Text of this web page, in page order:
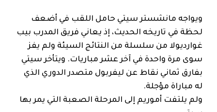
ويواجه مانشستر سيتي حامل اللقب في أضعف
لحظة في تاريخه الحديث، إذ يعاني فريق المدرب بيب
غوارديولا من سلسلة من النتائج السيئة ولم يفز
سوى مرة واحدة في آخر عشر مباريات. ويتأخر سيتي
بفارق ثماني نقاط عن ليفربول متصدر الدوري الذي
له مباراة مؤجلة.
ولم يلتفت أموريم إلى المرحلة الصعبة التي يمر بها